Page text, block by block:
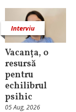
Interviu
Vacanța, o
resursă
pentru
echilibrul
psihic
05 Aug, 2026